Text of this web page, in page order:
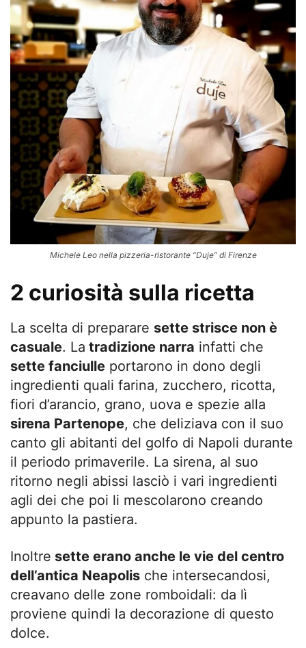
Michele Leo nella pizzeria-ristorante “Duje” di Firenze
2 curiosità sulla ricetta
La scelta di preparare sette strisce non è
casuale. La tradizione narra infatti che
sette fanciulle portarono in dono degli
ingredienti quali farina, zucchero, ricotta,
fiori d’arancio, grano, uova e spezie alla
sirena Partenope, che deliziava con il suo
canto gli abitanti del golfo di Napoli durante
il periodo primaverile. La sirena, al suo
ritorno negli abissi lasciò i vari ingredienti
agli dei che poi li mescolarono creando
appunto la pastiera.
Inoltre sette erano anche le vie del centro
dell’antica Neapolis che intersecandosi,
creavano delle zone romboidali: da lì
proviene quindi la decorazione di questo
dolce.